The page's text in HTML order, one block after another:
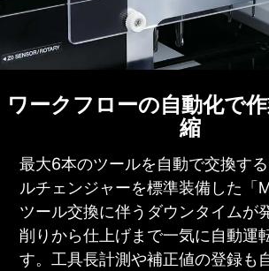
ワークフローの自動化で
縮
最大6本のツールを自動で交換す
ルチェンジャーを標準装備した「
ツール交換に伴うダウンタイムが
削りから仕上げまで一気に自動運
す。工具長計測や補正値の登録も